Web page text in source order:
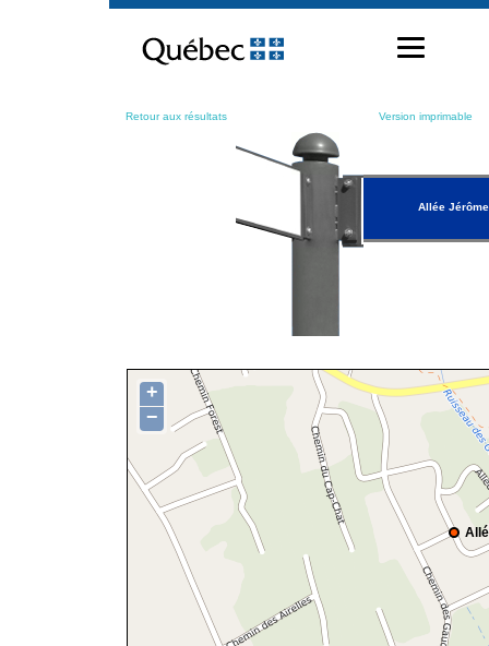
contenu
Retour aux résultats Version imprimable
Allée Jérôme
+
−